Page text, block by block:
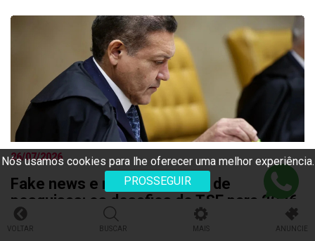
Nós usamos cookies para lhe oferecer uma melhor experiência.
PROSSEGUIR
26/07/2026
Fake news e novos modelos de
pesquisas: os desafios do TSE para 2026
VOLTAR BUSCAR MAIS ANUNCIE